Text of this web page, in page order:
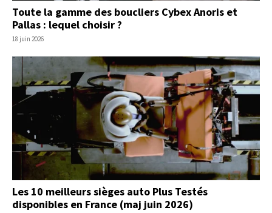
Toute la gamme des boucliers Cybex Anoris et
Pallas : lequel choisir ?
18 juin 2026
Les 10 meilleurs sièges auto Plus Testés
disponibles en France (maj juin 2026)